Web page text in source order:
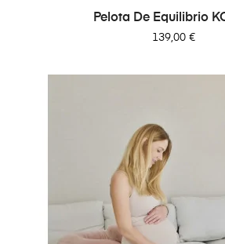
Pelota De Equilibrio
Precio
139,00 €